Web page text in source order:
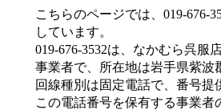
こちらのページでは、 019-676-
しています。
019-676-3532は、 なかむら呉服
事業者で、所在地は岩手県紫波
回線種別は固定電話で、番号提
この電話番号を保有する事業者